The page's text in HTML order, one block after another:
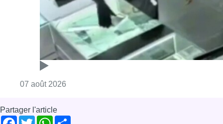
07 août 2026
Partager l'article
Facebook
TwitterWhatsApp